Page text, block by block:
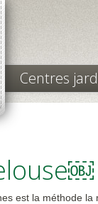
Centres
est la méthode